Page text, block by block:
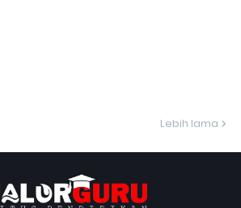
Lebih lama